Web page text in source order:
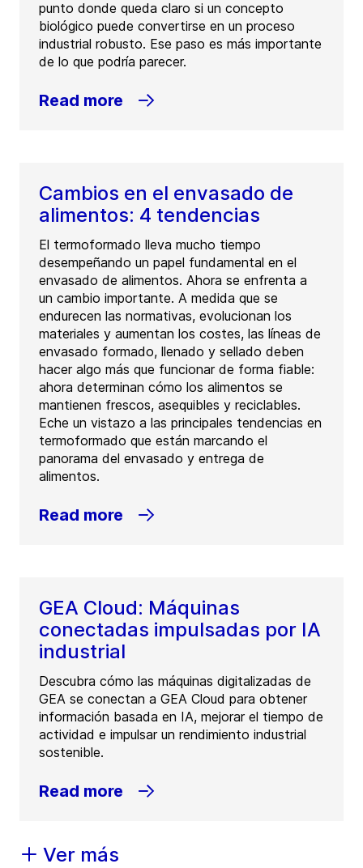
punto donde queda claro si un concepto
biológico puede convertirse en un proceso
industrial robusto. Ese paso es más importante
de lo que podría parecer.
Read more
Cambios en el envasado de
alimentos: 4 tendencias
El termoformado lleva mucho tiempo
desempeñando un papel fundamental en el
envasado de alimentos. Ahora se enfrenta a
un cambio importante. A medida que se
endurecen las normativas, evolucionan los
materiales y aumentan los costes, las líneas de
envasado formado, llenado y sellado deben
hacer algo más que funcionar de forma fiable:
ahora determinan cómo los alimentos se
mantienen frescos, asequibles y reciclables.
Eche un vistazo a las principales tendencias en
termoformado que están marcando el
panorama del envasado y entrega de
alimentos.
Read more
GEA Cloud: Máquinas
conectadas impulsadas por IA
industrial
Descubra cómo las máquinas digitalizadas de
GEA se conectan a GEA Cloud para obtener
información basada en IA, mejorar el tiempo de
actividad e impulsar un rendimiento industrial
sostenible.
Read more
Ver más